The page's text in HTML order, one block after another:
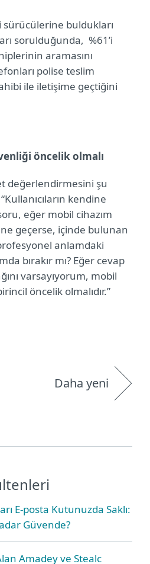
buldukları
sorulduğunda, %61’i
aramasını
polise teslim
ile iletişime geçtiğini
öncelik olmalı
değerlendirmesini şu
kendine
eğer mobil cihazım
geçerse, içinde bulunan
anlamdaki
bırakır mı? Eğer cevap
varsayıyorum, mobil
öncelik olmalıdır.”
Daha yeni
E-posta Kutunuzda Saklı:
Güvende?
Amadey ve Stealc